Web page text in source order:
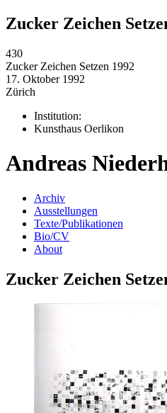
Zucker Zeichen
430
Zucker Zeichen Setzen 1992
17. Oktober 1992
Zürich
Institution:
Kunsthaus Oerlikon
Andreas
Archiv
Ausstellungen
Texte/Publikationen
Bio/CV
About
Zucker Zeichen